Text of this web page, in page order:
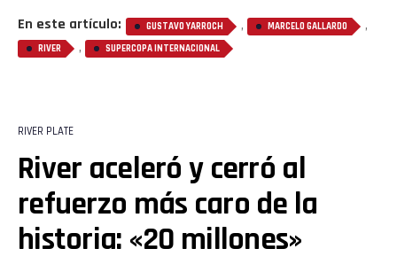
En este artículo: GUSTAVO YARROCH , MARCELO GALLARDO ,
RIVER , SUPERCOPA INTERNACIONAL
RIVER PLATE
River aceleró y cerró al
refuerzo más caro de la
historia: «20 millones»